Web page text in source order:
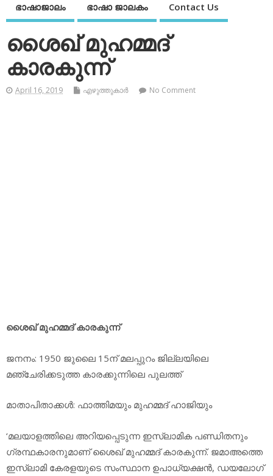
ഭാഷാജാലം ഭാഷാ ജാലകം Contact Us
ശൈഖ് മുഹമ്മദ്
കാരകുന്ന്
April 16, 2019 എഴുത്തുകാര്‍ No Comment
ശൈഖ് മുഹമ്മദ് കാരകുന്ന്
ജനനം: 1950 ജുലൈ 15ന് മലപ്പുറം ജില്ലയിലെ
മഞ്ചേരിക്കടുത്ത കാരക്കുന്നിലെ പുലത്ത്
മാതാപിതാക്കള്‍: ഫാത്തിമയും മുഹമ്മദ് ഹാജിയും
‘മലയാളത്തിലെ അറിയപ്പെടുന്ന ഇസ്‌ലാമിക പണ്ഡിതനും
ഗ്രന്ഥകാരനുമാണ് ശൈഖ് മുഹമ്മദ് കാരകുന്ന്. ജമാഅത്തെ
ഇസ്‌ലാമി കേരളയുടെ സംസ്ഥാന ഉപാധ്യക്ഷന്‍, ഡയലോഗ്